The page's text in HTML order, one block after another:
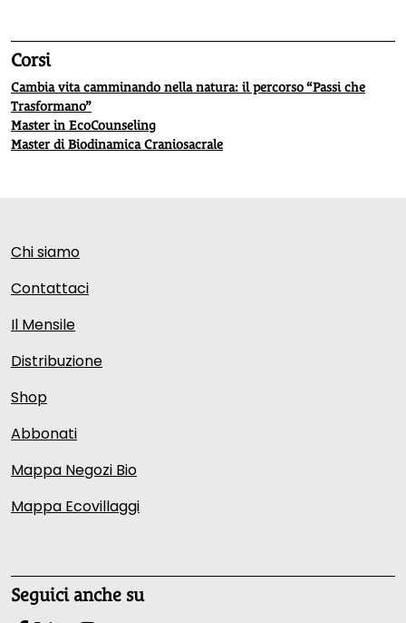
Corsi
Cambia vita camminando nella natura: il percorso “Passi che
Trasformano”
Master in EcoCounseling
Master di Biodinamica Craniosacrale
Chi siamo
Contattaci
Il Mensile
Distribuzione
Shop
Abbonati
Mappa Negozi Bio
Mappa Ecovillaggi
Seguici anche su